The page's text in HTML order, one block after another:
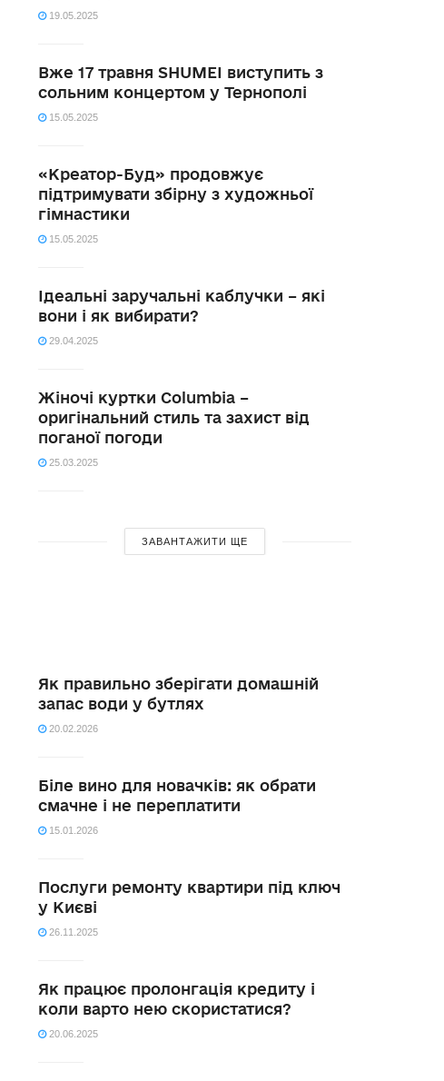
19.05.2025
Вже 17 травня SHUMEI виступить з
сольним концертом у Тернополі
15.05.2025
«Креатор-Буд» продовжує
підтримувати збірну з художньої
гімнастики
15.05.2025
Ідеальні заручальні каблучки – які
вони і як вибирати?
29.04.2025
Жіночі куртки Columbia –
оригінальний стиль та захист від
поганої погоди
25.03.2025
ЗАВАНТАЖИТИ ЩЕ
Як правильно зберігати домашній
запас води у бутлях
20.02.2026
Біле вино для новачків: як обрати
смачне і не переплатити
15.01.2026
Послуги ремонту квартири під ключ
у Києві
26.11.2025
Як працює пролонгація кредиту і
коли варто нею скористатися?
20.06.2025